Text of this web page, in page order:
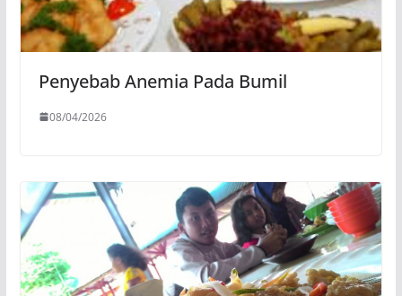
Penyebab Anemia Pada Bumil
08/04/2026